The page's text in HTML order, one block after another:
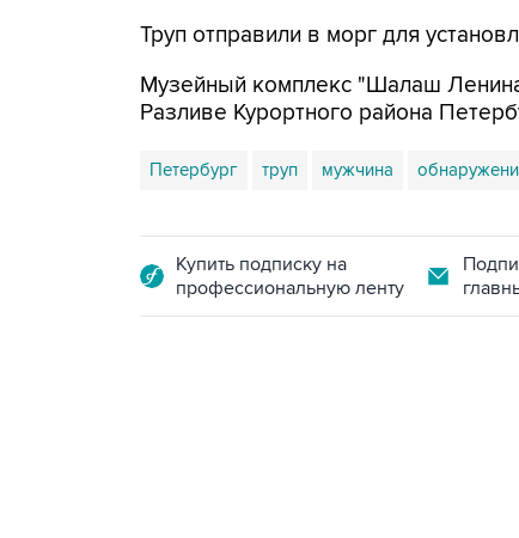
Труп отправили в морг для
Музейный комплекс "Шалаш
Разливе Курортного района
Петербург труп мужчина
Купить подписку на
профессиональную ленту